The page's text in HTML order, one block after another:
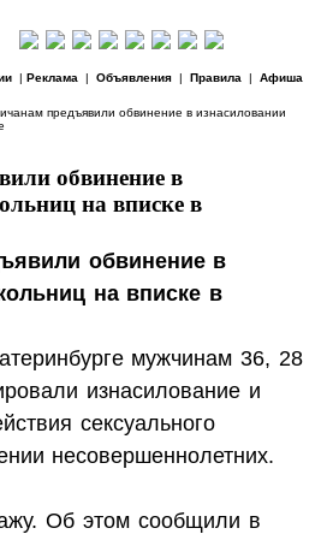
| Реклама | Объявления| Правила | Афиша
предъявили обвинение в изнасиловании
обвинение в
на вписке в
мужчинам 36, 28
изнасилование и
сексуального
несовершеннолетних.
Об этом сообщили в